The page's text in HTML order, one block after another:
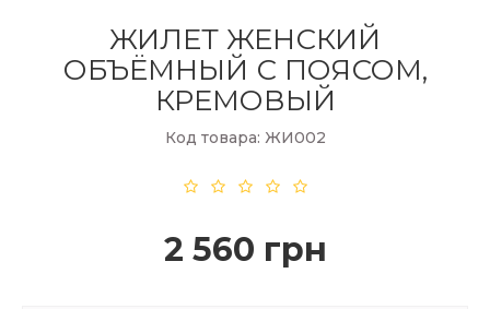
ЖИЛЕТ ЖЕНСКИЙ
ОБЪЁМНЫЙ С ПОЯСОМ,
КРЕМОВЫЙ
Код товара: ЖИ002
2 560 грн